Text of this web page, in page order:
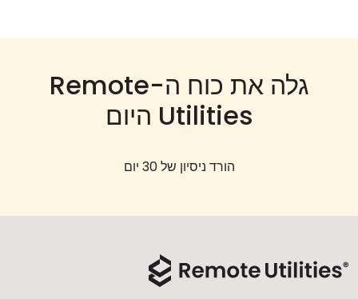
גלה את כוח ה-Remote
Utilities היום
הורד ניסיון של 30 יום